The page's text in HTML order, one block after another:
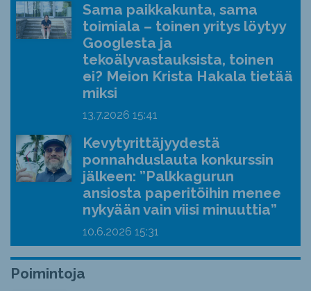
Sama paikkakunta, sama
toimiala – toinen yritys löytyy
Googlesta ja
tekoälyvastauksista, toinen
ei? Meion Krista Hakala tietää
miksi
13.7.2026 15:41
Kevytyrittäjyydestä
ponnahduslauta konkurssin
jälkeen: ”Palkkagurun
ansiosta paperitöihin menee
nykyään vain viisi minuuttia”
10.6.2026 15:31
Poimintoja